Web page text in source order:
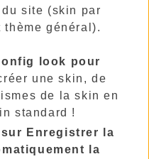
site (skin par
général).
look pour
une skin, de
de la skin en
standard !
Enregistrer la
la